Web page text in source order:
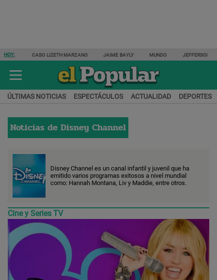
HOY: CASO LIZETH MARZANO JAIME BAYLY MUNDO JEFFERSON
ÚLTIMAS NOTICIAS ESPECTÁCULOS ACTUALIDAD DEPORTES
Noticias de Disney Channel
Disney Channel es un canal infantil y juvenil que ha
emitido varios programas exitosos a nivel mundial
como: Hannah Montana, Liv y Maddie, entre otros.
Cine y Series TV